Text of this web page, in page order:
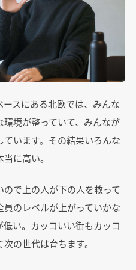
スにある北欧では、みんな
境が整っていて、みんなが
います。その結果いろんな
に高い。
で上の人が下の人を救って
のレベルが上がっていかな
い。カッコいい街もカッコ
の世代は育ちます。